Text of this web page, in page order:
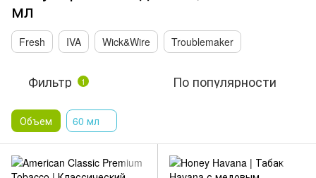
мл
Fresh IVA Wick&Wire Troublemaker
Фильтр 1 По популярности
Объем 60 мл